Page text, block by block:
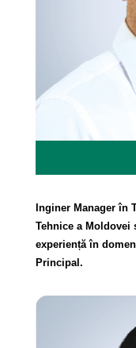
Inginer Manager în
Tehnice a Moldovei
experiență în
Principal.